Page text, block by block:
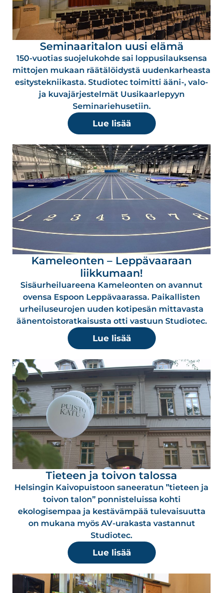
Seminaaritalon uusi elämä
150-vuotias suojelukohde sai loppusilauksensa
mittojen mukaan räätälöidystä uudenkarheasta
esitystekniikasta. Studiotec toimitti ääni-, valo-
ja kuvajärjestelmät Uusikaarlepyyn
Seminariehusetiin.
Lue lisää
Kameleonten – Leppävaaraan
liikkumaan!
Sisäurheiluareena Kameleonten on avannut
ovensa Espoon Leppävaarassa. Paikallisten
urheiluseurojen uuden kotipesän mittavasta
äänentoistoratkaisusta otti vastuun Studiotec.
Lue lisää
Tieteen ja toivon talossa
Helsingin Kaivopuistoon saneeratun ”tieteen ja
toivon talon” ponnisteluissa kohti
ekologisempaa ja kestävämpää tulevaisuutta
on mukana myös AV-urakasta vastannut
Studiotec.
Lue lisää